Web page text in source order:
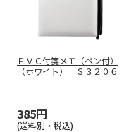
ＰＶＣ付箋メモ（ペン付）
（ホワイト） Ｓ３２０６
385円
(送料別・税込)